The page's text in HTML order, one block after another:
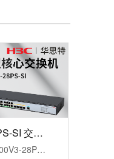
S5500V3-28PS-SI 交换机
H3C交换机S5500V3-28PS-SI（L3以太网交换机主机，支持24个10/100/1000BASE-T电口，支持2个1GBASE-XSFP端口，支持2个1G/10GBASE-XSFPPlus端口，支持AC）